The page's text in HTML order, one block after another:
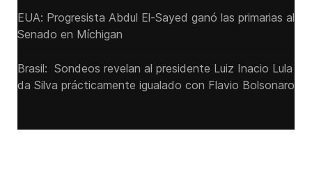
EUA: Progresista Abdul El-Sayed ganó las primarias al
Senado ‌en Míchigan
Brasil: Sondeos revelan al presidente Luiz Inacio Lula
da Silva prácticamente igualado con Flavio Bolsonaro